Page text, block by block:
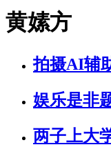
黄嫊方
拍摄AI辅
娱乐是非
两子上大